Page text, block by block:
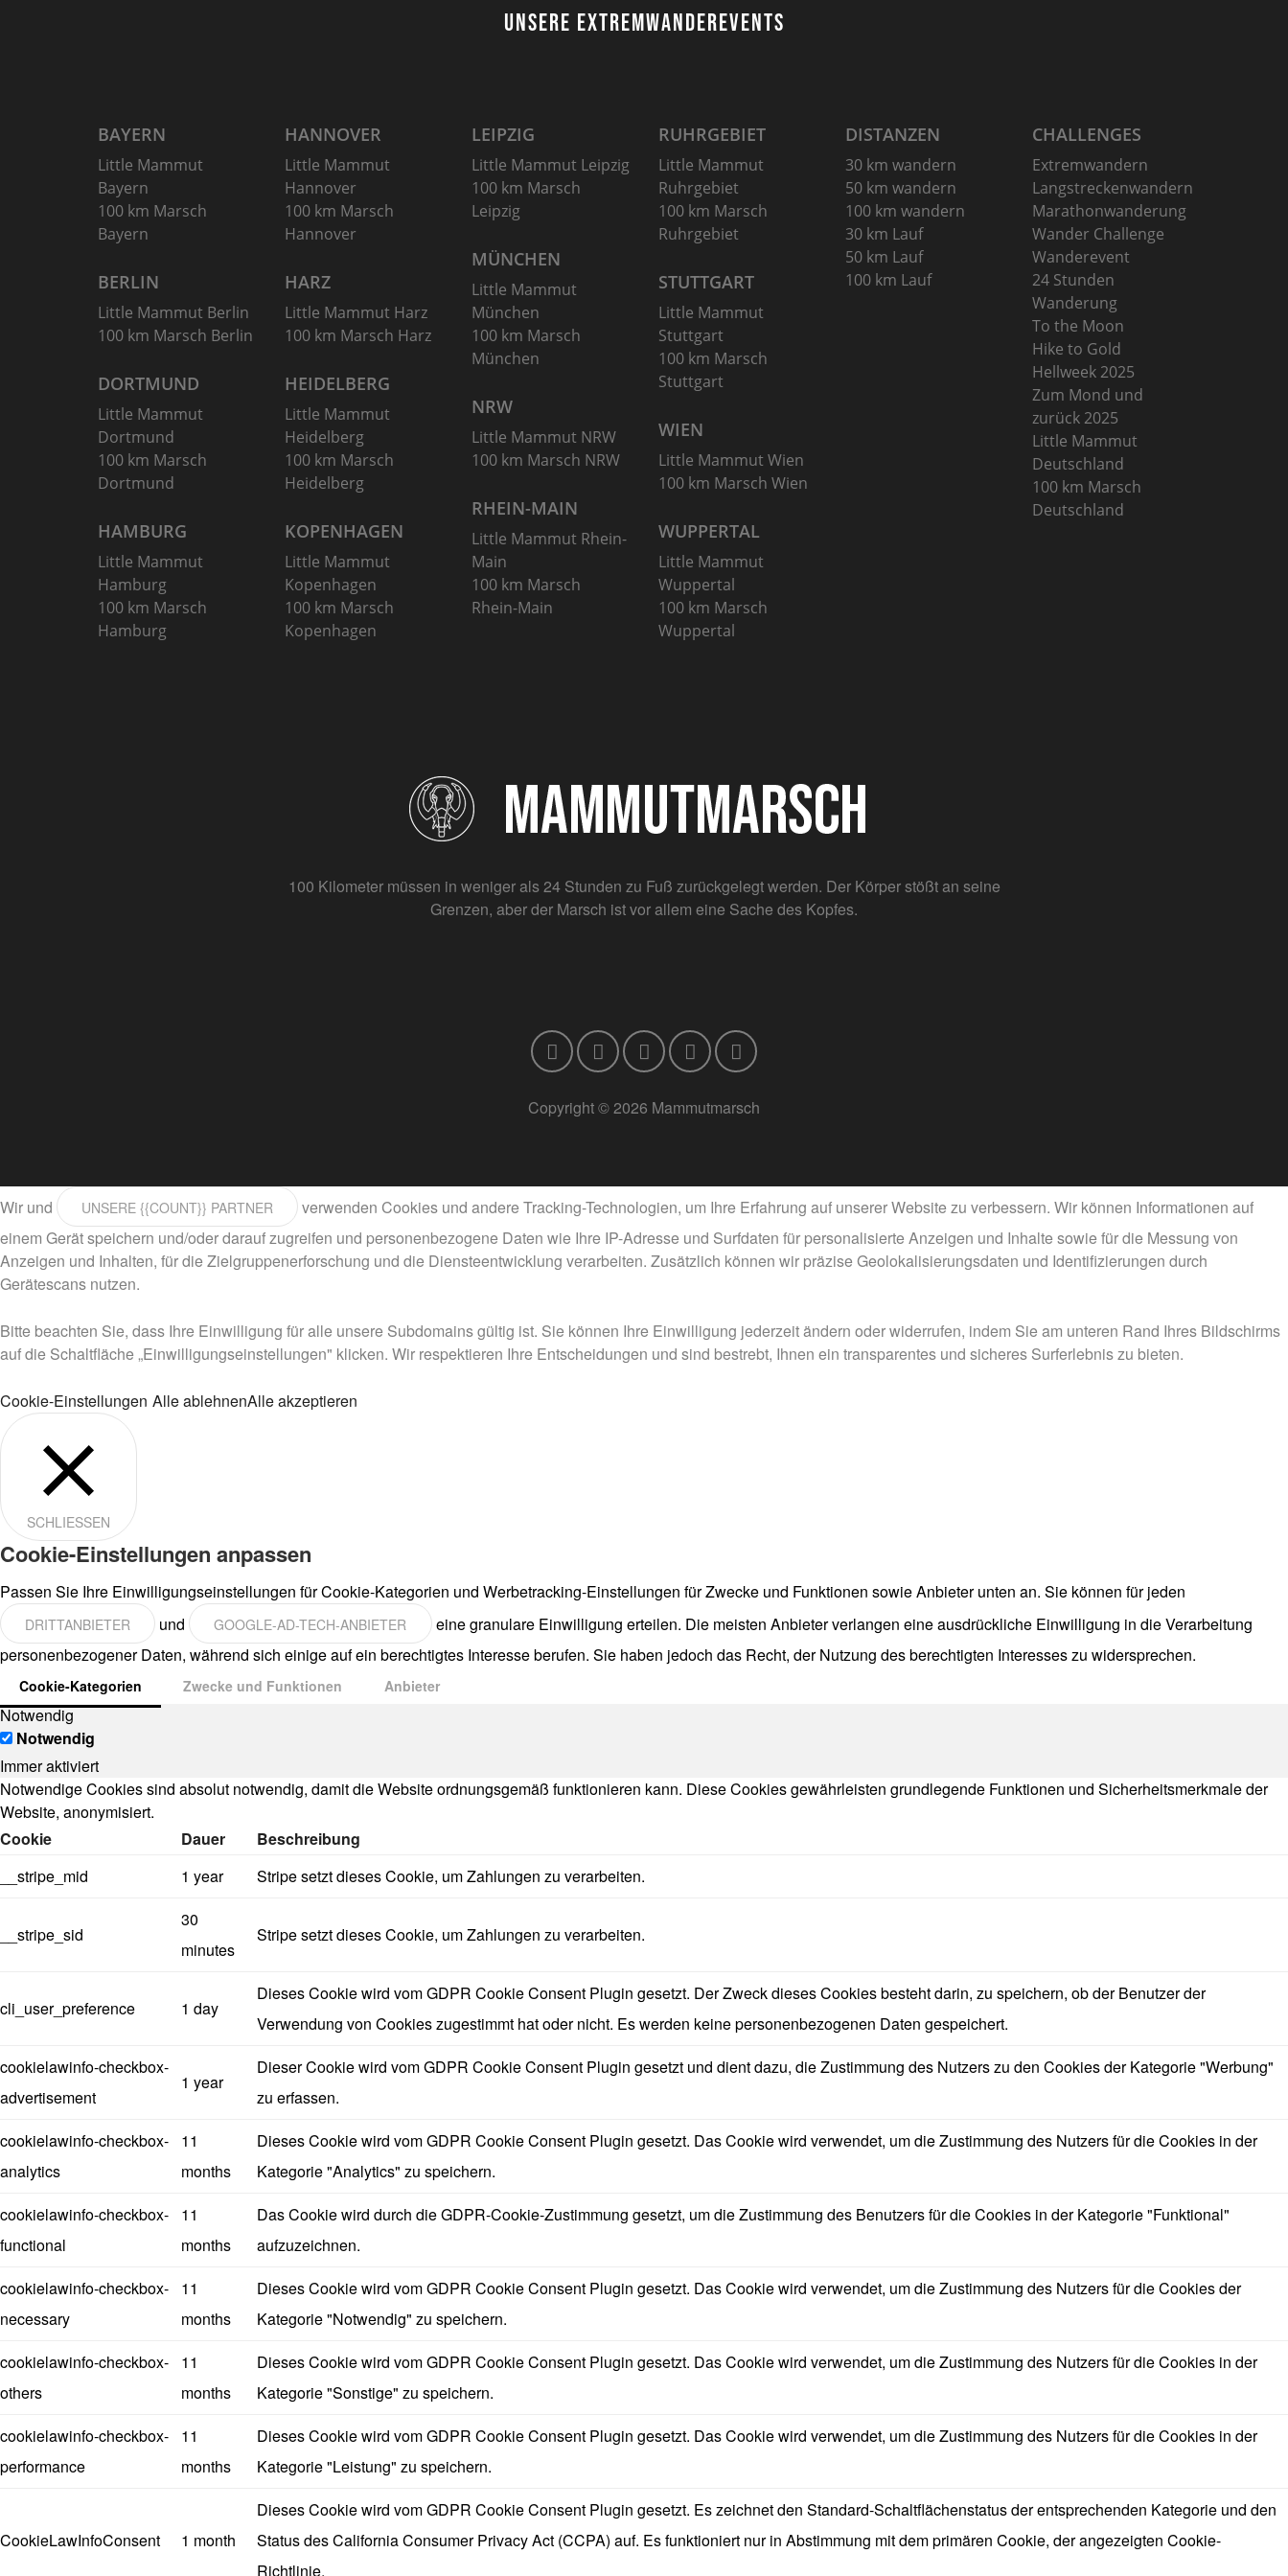
30/42 KM
75/100 KM
UNSERE EXTREMWANDEREVENTS
BAYERN
Little Mammut
Bayern
100 km Marsch
Bayern
BERLIN
Little Mammut Berlin
100 km Marsch Berlin
DORTMUND
Little Mammut
Dortmund
100 km Marsch
Dortmund
HAMBURG
Little Mammut
Hamburg
100 km Marsch
Hamburg
HANNOVER
Little Mammut
Hannover
100 km Marsch
Hannover
HARZ
Little Mammut Harz
100 km Marsch Harz
HEIDELBERG
Little Mammut
Heidelberg
100 km Marsch
Heidelberg
KOPENHAGEN
Little Mammut
Kopenhagen
100 km Marsch
Kopenhagen
LEIPZIG
Little Mammut Leipzig
100 km Marsch
Leipzig
MÜNCHEN
Little Mammut
München
100 km Marsch
München
NRW
Little Mammut NRW
100 km Marsch NRW
RHEIN-MAIN
Little Mammut Rhein-
Main
100 km Marsch
Rhein-Main
RUHRGEBIET
Little Mammut
Ruhrgebiet
100 km Marsch
Ruhrgebiet
STUTTGART
Little Mammut
Stuttgart
100 km Marsch
Stuttgart
WIEN
Little Mammut Wien
100 km Marsch Wien
WUPPERTAL
Little Mammut
Wuppertal
100 km Marsch
Wuppertal
DISTANZEN
30 km wandern
50 km wandern
100 km wandern
30 km Lauf
50 km Lauf
100 km Lauf
CHALLENGES
Extremwandern
Langstreckenwandern
Marathonwanderung
Wander Challenge
Wanderevent
24 Stunden
Wanderung
To the Moon
Hike to Gold
Hellweek 2025
Zum Mond und
zurück 2025
Little Mammut
Deutschland
100 km Marsch
Deutschland
100 Kilometer müssen in weniger als 24 Stunden zu Fuß zurückgelegt werden. Der Körper stößt an seine
Grenzen, aber der Marsch ist vor allem eine Sache des Kopfes.
Copyright © 2026 Mammutmarsch
Wir und UNSERE {{COUNT}} PARTNER
verwenden Cookies und andere Tracking-Technologien, um Ihre Erfahrung auf unserer Website zu verbessern. Wir können Informationen auf
einem Gerät speichern und/oder darauf zugreifen und personenbezogene Daten wie Ihre IP-Adresse und Surfdaten für personalisierte Anzeigen und Inhalte sowie für die Messung von
Anzeigen und Inhalten, für die Zielgruppenerforschung und die Diensteentwicklung verarbeiten. Zusätzlich können wir präzise Geolokalisierungsdaten und Identifizierungen durch
Gerätescans nutzen.
Bitte beachten Sie, dass Ihre Einwilligung für alle unsere Subdomains gültig ist. Sie können Ihre Einwilligung jederzeit ändern oder widerrufen, indem Sie am unteren Rand Ihres Bildschirms
auf die Schaltfläche „Einwilligungseinstellungen" klicken. Wir respektieren Ihre Entscheidungen und sind bestrebt, Ihnen ein transparentes und sicheres Surferlebnis zu bieten.
Cookie-Einstellungen Alle ablehnenAlle akzeptieren
SCHLIESSEN
Cookie-Einstellungen anpassen
Passen Sie Ihre Einwilligungseinstellungen für Cookie-Kategorien und Werbetracking-Einstellungen für Zwecke und Funktionen sowie Anbieter unten an. Sie können für jeden
DRITTANBIETER und GOOGLE-AD-TECH-ANBIETER
eine granulare Einwilligung erteilen. Die meisten Anbieter verlangen eine ausdrückliche Einwilligung in die Verarbeitung
personenbezogener Daten, während sich einige auf ein berechtigtes Interesse berufen. Sie haben jedoch das Recht, der Nutzung des berechtigten Interesses zu widersprechen.
Cookie-Kategorien Zwecke und Funktionen Anbieter
Notwendig
Notwendig
Immer aktiviert
Notwendige Cookies sind absolut notwendig, damit die Website ordnungsgemäß funktionieren kann. Diese Cookies gewährleisten grundlegende Funktionen und Sicherheitsmerkmale der
Website, anonymisiert.
Cookie
Dauer
Beschreibung
__stripe_mid
1 year Stripe setzt dieses Cookie, um Zahlungen zu verarbeiten.
__stripe_sid
30
minutes
Stripe setzt dieses Cookie, um Zahlungen zu verarbeiten.
cli_user_preference 1 day
Dieses Cookie wird vom GDPR Cookie Consent Plugin gesetzt. Der Zweck dieses Cookies besteht darin, zu speichern, ob der Benutzer der
Verwendung von Cookies zugestimmt hat oder nicht. Es werden keine personenbezogenen Daten gespeichert.
cookielawinfo-checkbox-
advertisement
1 year
Dieser Cookie wird vom GDPR Cookie Consent Plugin gesetzt und dient dazu, die Zustimmung des Nutzers zu den Cookies der Kategorie "Werbung"
zu erfassen.
cookielawinfo-checkbox-
analytics
11
months
Dieses Cookie wird vom GDPR Cookie Consent Plugin gesetzt. Das Cookie wird verwendet, um die Zustimmung des Nutzers für die Cookies in der
Kategorie "Analytics" zu speichern.
cookielawinfo-checkbox-
functional
11
months
Das Cookie wird durch die GDPR-Cookie-Zustimmung gesetzt, um die Zustimmung des Benutzers für die Cookies in der Kategorie "Funktional"
aufzuzeichnen.
cookielawinfo-checkbox-
necessary
11
months
Dieses Cookie wird vom GDPR Cookie Consent Plugin gesetzt. Das Cookie wird verwendet, um die Zustimmung des Nutzers für die Cookies der
Kategorie "Notwendig" zu speichern.
cookielawinfo-checkbox-
others
11
months
Dieses Cookie wird vom GDPR Cookie Consent Plugin gesetzt. Das Cookie wird verwendet, um die Zustimmung des Nutzers für die Cookies in der
Kategorie "Sonstige" zu speichern.
cookielawinfo-checkbox-
performance
11
months
Dieses Cookie wird vom GDPR Cookie Consent Plugin gesetzt. Das Cookie wird verwendet, um die Zustimmung des Nutzers für die Cookies in der
Kategorie "Leistung" zu speichern.
CookieLawInfoConsent 1 month
Dieses Cookie wird vom GDPR Cookie Consent Plugin gesetzt. Es zeichnet den Standard-Schaltflächenstatus der entsprechenden Kategorie und den
Status des California Consumer Privacy Act (CCPA) auf. Es funktioniert nur in Abstimmung mit dem primären Cookie, der angezeigten Cookie-
Richtlinie.